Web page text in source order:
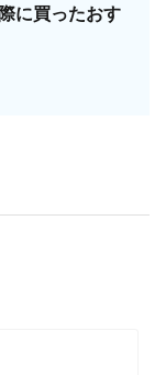
に買ったおす